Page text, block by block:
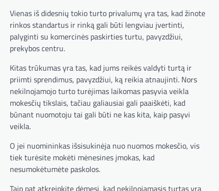
Vienas iš didesnių tokio turto privalumų yra tas, kad žinote
rinkos standartus ir rinką gali būti lengviau įvertinti,
palyginti su komercinės paskirties turtu, pavyzdžiui,
prekybos centru.
Kitas trūkumas yra tas, kad jums reikės valdyti turtą ir
priimti sprendimus, pavyzdžiui, ką reikia atnaujinti. Nors
nekilnojamojo turto turėjimas laikomas pasyvia veikla
mokesčių tikslais, tačiau galiausiai gali paaiškėti, kad
būnant nuomotoju tai gali būti ne kas kita, kaip pasyvi
veikla.
O jei nuomininkas išsisukinėja nuo nuomos mokesčio, vis
tiek turėsite mokėti mėnesines įmokas, kad
nesumokėtumėte paskolos.
Taip pat atkreipkite dėmesį, kad nekilnojamasis turtas yra